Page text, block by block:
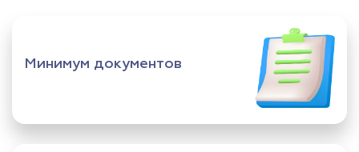
Минимум документов